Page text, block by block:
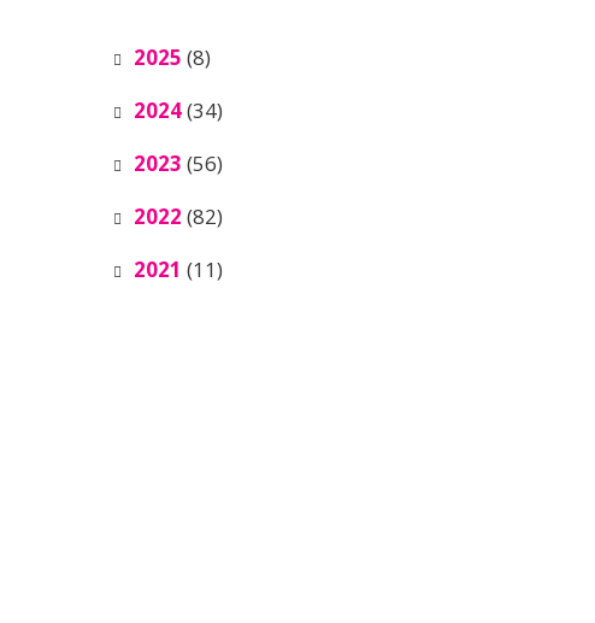
2025 (8)
2024(34)
2023 (56)
2022 (82)
2021 (11)